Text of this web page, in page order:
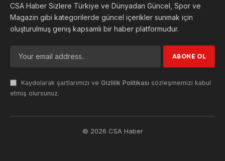
CSA Haber Sizlere Türkiye ve Dünyadan Güncel, Spor ve
Magazin gibi kategorilerde güncel içerikler sunmak için
oluşturulmuş geniş kapsamlı bir haber platformudur.
Kaydolarak şartlarımızı ve Gizlilik Politikası sözleşmemizi kabul
etmiş olursunuz.
© 2026 CSA Haber